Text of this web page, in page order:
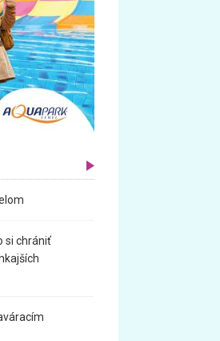
si chrániť